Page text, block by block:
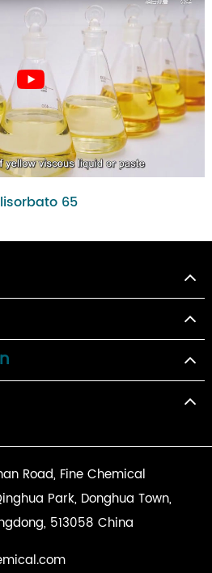
65
Road, Fine Chemical
Park, Donghua Town,
513058 China